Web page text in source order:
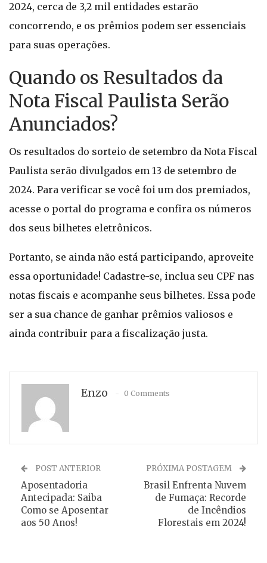
2024, cerca de 3,2 mil entidades estarão
concorrendo, e os prêmios podem ser essenciais
para suas operações.
Quando os Resultados da
Nota Fiscal Paulista Serão
Anunciados?
Os resultados do sorteio de setembro da Nota Fiscal
Paulista serão divulgados em 13 de setembro de
2024. Para verificar se você foi um dos premiados,
acesse o portal do programa e confira os números
dos seus bilhetes eletrônicos.
Portanto, se ainda não está participando, aproveite
essa oportunidade! Cadastre-se, inclua seu CPF nas
notas fiscais e acompanhe seus bilhetes. Essa pode
ser a sua chance de ganhar prêmios valiosos e
ainda contribuir para a fiscalização justa.
Enzo 0 Comments
POST ANTERIOR
Aposentadoria
Antecipada: Saiba
Como se Aposentar
aos 50 Anos!
PRÓXIMA POSTAGEM
Brasil Enfrenta Nuvem
de Fumaça: Recorde
de Incêndios
Florestais em 2024!